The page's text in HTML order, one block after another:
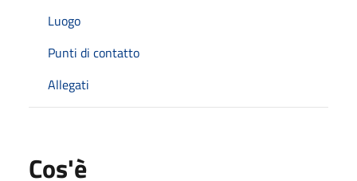
Luogo
Punti di contatto
Allegati
Cos'è